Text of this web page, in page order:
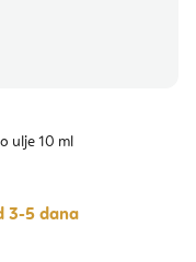
ulje 10 ml
3-5 dana